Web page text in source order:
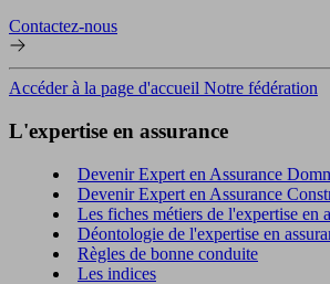
Contactez-nous
Accéder à la page d'accueil Notre fédération
L'expertise en assurance
Devenir Expert en Assurance
Devenir Expert en Assurance
Les fiches métiers de l'expertise en
Déontologie de l'expertise en
Règles de bonne conduite
Les indices